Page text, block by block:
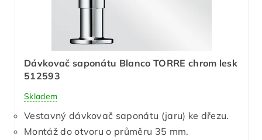
Dávkovač saponátu Blanco TORRE chrom lesk
512593
Skladem
Vestavný dávkovač saponátu (jaru) ke dřezu.
Montáž do otvoru o průměru 35 mm.